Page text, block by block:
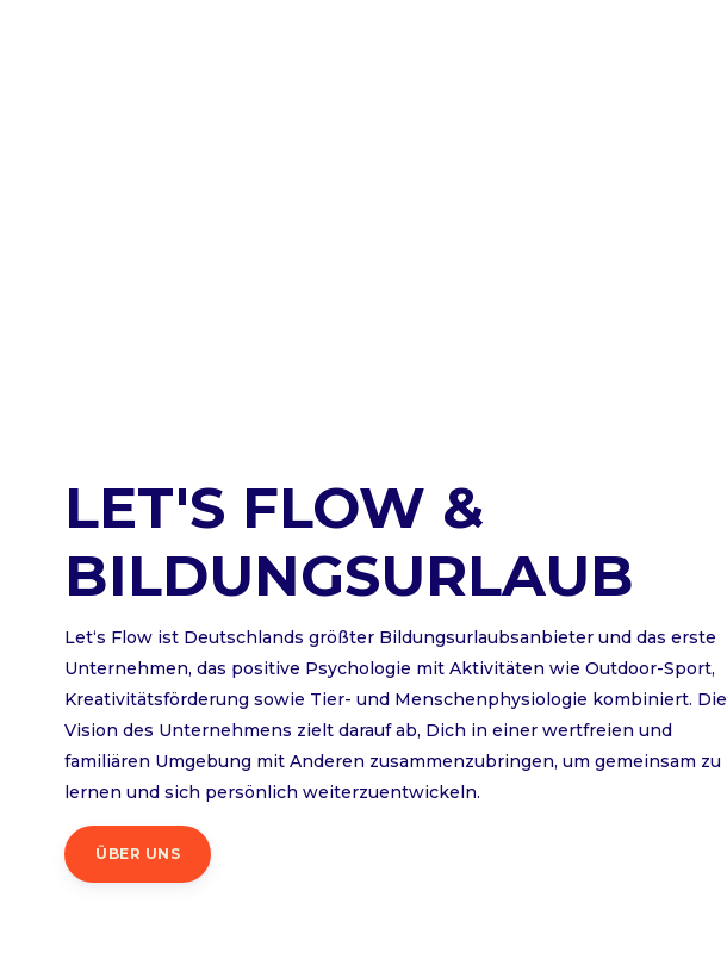
LET'S FLOW &
BILDUNGSURLAUB
Let‘s Flow ist Deutschlands größter Bildungsurlaubsanbieter und das erste
Unternehmen, das positive Psychologie mit Aktivitäten wie Outdoor-Sport,
Kreativitätsförderung sowie Tier- und Menschenphysiologie kombiniert. Die
Vision des Unternehmens zielt darauf ab, Dich in einer wertfreien und
familiären Umgebung mit Anderen zusammenzubringen, um gemeinsam zu
lernen und sich persönlich weiterzuentwickeln.
ÜBER UNS